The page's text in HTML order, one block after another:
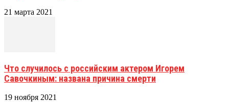
21 марта 2021
Что случилось с российским актером Игорем
Савочкиным: названа причина смерти
19 ноября 2021